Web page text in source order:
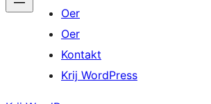
Oer
Oer
Kontakt
Krij WordPress